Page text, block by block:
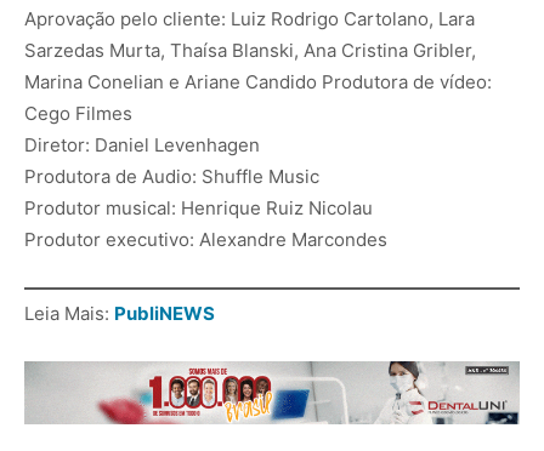
Aprovação pelo cliente: Luiz Rodrigo Cartolano, Lara
Sarzedas Murta, Thaísa Blanski, Ana Cristina Gribler,
Marina Conelian e Ariane Candido Produtora de vídeo:
Cego Filmes
Diretor: Daniel Levenhagen
Produtora de Audio: Shuffle Music
Produtor musical: Henrique Ruiz Nicolau
Produtor executivo: Alexandre Marcondes
Leia Mais: PubliNEWS